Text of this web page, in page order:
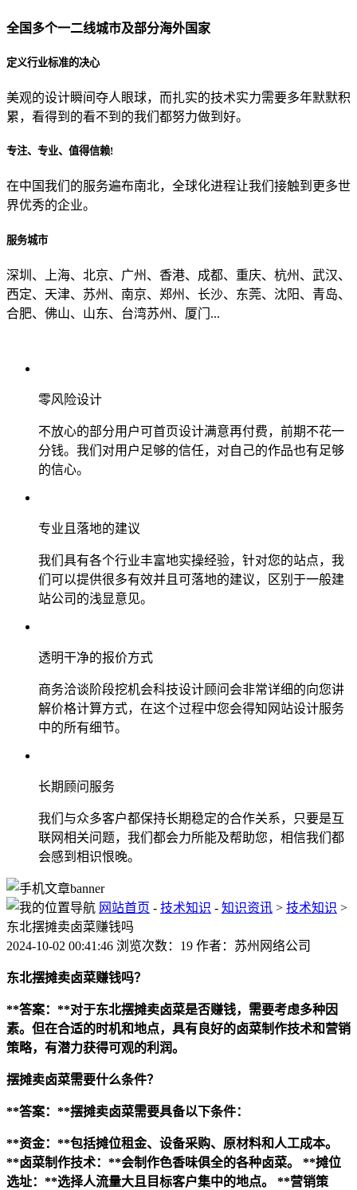
贵公司的团队规模是？
目前主要的营销渠道是？
全国多个一二线城市及部分海外国家
定义行业标准的决心
美观的设计瞬间夺人眼球，而扎实的技术实力需要多年默默积
累，看得到的看不到的我们都努力做到好。
专注、专业、值得信赖!
在中国我们的服务遍布南北，全球化进程让我们接触到更多世
界优秀的企业。
服务城市
深圳、上海、北京、广州、香港、成都、重庆、杭州、武汉、
西定、天津、苏州、南京、郑州、长沙、东莞、沈阳、青岛、
合肥、佛山、山东、台湾苏州、厦门...
零风险设计
不放心的部分用户可首页设计满意再付费，前期不花一
分钱。我们对用户足够的信任，对自己的作品也有足够
的信心。
专业且落地的建议
我们具有各个行业丰富地实操经验，针对您的站点，我
们可以提供很多有效并且可落地的建议，区别于一般建
站公司的浅显意见。
透明干净的报价方式
商务洽谈阶段挖机会科技设计顾问会非常详细的向您讲
解价格计算方式，在这个过程中您会得知网站设计服务
中的所有细节。
长期顾问服务
我们与众多客户都保持长期稳定的合作关系，只要是互
联网相关问题，我们都会力所能及帮助您，相信我们都
会感到相识恨晚。
网站首页 - 技术知识 - 知识资讯 > 技术知识 >
东北摆摊卖卤菜赚钱吗
2024-10-02 00:41:46 浏览次数：19 作者：苏州网络公司
东北摆摊卖卤菜赚钱吗？
**答案：**对于东北摆摊卖卤菜是否赚钱，需要考虑多种因
素。但在合适的时机和地点，具有良好的卤菜制作技术和营销
策略，有潜力获得可观的利润。
摆摊卖卤菜需要什么条件？
**答案：**摆摊卖卤菜需要具备以下条件：
**资金：**包括摊位租金、设备采购、原材料和人工成本。
**卤菜制作技术：**会制作色香味俱全的各种卤菜。
**摊位
选址：**选择人流量大且目标客户集中的地点。
**营销策